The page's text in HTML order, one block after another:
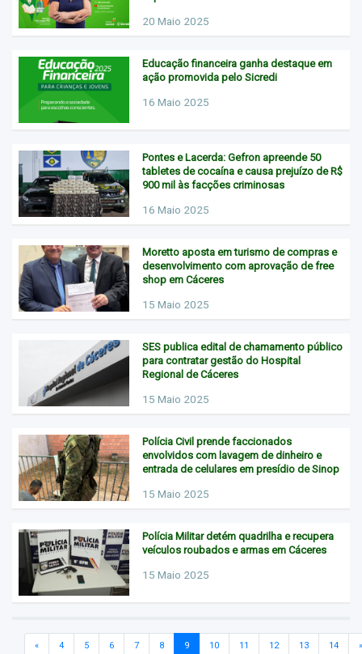
20 Maio 2025
Educação financeira ganha destaque em
ação promovida pelo Sicredi
16 Maio 2025
Pontes e Lacerda: Gefron apreende 50
tabletes de cocaína e causa prejuízo de R$
900 mil às facções criminosas
16 Maio 2025
Moretto aposta em turismo de compras e
desenvolvimento com aprovação de free
shop em Cáceres
15 Maio 2025
SES publica edital de chamamento público
para contratar gestão do Hospital
Regional de Cáceres
15 Maio 2025
Polícia Civil prende faccionados
envolvidos com lavagem de dinheiro e
entrada de celulares em presídio de Sinop
15 Maio 2025
Polícia Militar detém quadrilha e recupera
veículos roubados e armas em Cáceres
15 Maio 2025
« 4 5 6 7 8 9 10 11 12 13 14 »